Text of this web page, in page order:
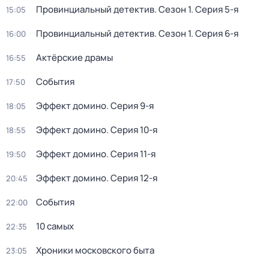
15:05 Провинциальный детектив. Сезон 1. Серия 5-я
16:00 Провинциальный детектив. Сезон 1. Серия 6-я
16:55 Актёрские драмы
17:50 События
18:05 Эффект домино. Серия 9-я
18:55 Эффект домино. Серия 10-я
19:50 Эффект домино. Серия 11-я
20:45 Эффект домино. Серия 12-я
22:00 События
22:35 10 самых
23:05 Хроники московского быта